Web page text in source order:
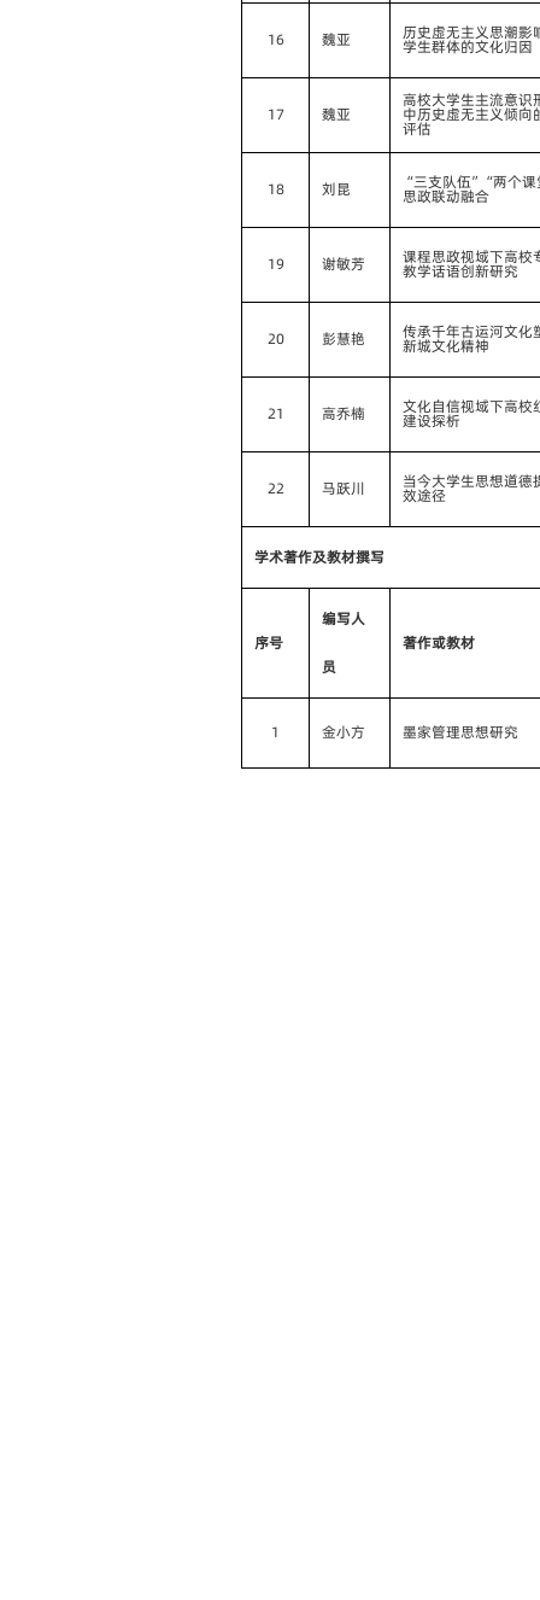
16 魏亚 历史虚无主义思潮影
学生群体的文化归因
17 魏亚
高校大学生主流意识
中历史虚无主义倾向
评估
18 刘昆 “三支队伍”“两个
思政联动融合
19 谢敏芳 课程思政视域下高校
教学话语创新研究
20 彭慧艳 传承千年古运河文化
新城文化精神
21 高乔楠 文化自信视域下高校
建设探析
22 马跃川 当今大学生思想道德
效途径
学术著作及教材撰写
序号
编写人
员
著作或教材
1 金小方 墨家管理思想研究